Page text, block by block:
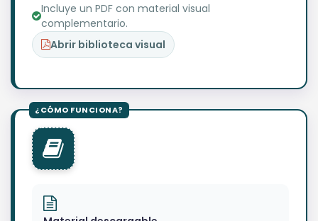
Incluye un PDF con material visual
complementario.
Abrir biblioteca visual